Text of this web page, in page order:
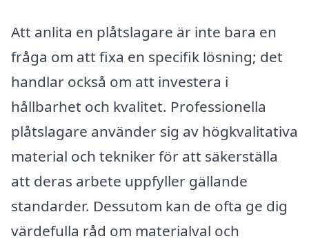
Att anlita en plåtslagare är inte bara en
fråga om att fixa en specifik lösning; det
handlar också om att investera i
hållbarhet och kvalitet. Professionella
plåtslagare använder sig av högkvalitativa
material och tekniker för att säkerställa
att deras arbete uppfyller gällande
standarder. Dessutom kan de ofta ge dig
värdefulla råd om materialval och